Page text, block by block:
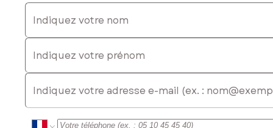
Indiquez votre nom
Indiquez votre prénom
E-mail